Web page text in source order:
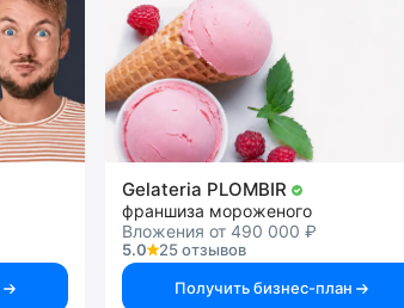
Gelateria PLOMBIR
франшиза мороженого
Вложения от 490 000 ₽
5.0
25 отзывов
Получить бизнес-план